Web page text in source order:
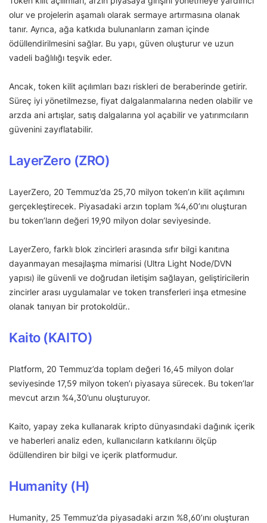
olur ve projelerin aşamalı olarak sermaye artırmasına olanak
tanır. Ayrıca, ağa katkıda bulunanların zaman içinde
ödüllendirilmesini sağlar. Bu yapı, güven oluşturur ve uzun
vadeli bağlılığı teşvik eder.
Ancak, token kilit açılımları bazı riskleri de beraberinde getirir.
Süreç iyi yönetilmezse, fiyat dalgalanmalarına neden olabilir ve
arzda ani artışlar, satış dalgalarına yol açabilir ve yatırımcıların
güvenini zayıflatabilir.
LayerZero (ZRO)
LayerZero, 20 Temmuz’da 25,70 milyon token’ın kilit açılımını
gerçekleştirecek. Piyasadaki arzın toplam %4,60’ını oluşturan
bu token’ların değeri 19,90 milyon dolar seviyesinde.
LayerZero, farklı blok zincirleri arasında sıfır bilgi kanıtına
dayanmayan mesajlaşma mimarisi (Ultra Light Node/DVN
yapısı) ile güvenli ve doğrudan iletişim sağlayan, geliştiricilerin
zincirler arası uygulamalar ve token transferleri inşa etmesine
olanak tanıyan bir protokoldür..
Kaito (KAITO)
Platform, 20 Temmuz’da toplam değeri 16,45 milyon dolar
seviyesinde 17,59 milyon token’ı piyasaya sürecek. Bu token’lar
mevcut arzın %4,30’unu oluşturuyor.
Kaito, yapay zeka kullanarak kripto dünyasındaki dağınık içerik
ve haberleri analiz eden, kullanıcıların katkılarını ölçüp
ödüllendiren bir bilgi ve içerik platformudur.
Humanity (H)
Humanity, 25 Temmuz’da piyasadaki arzın %8,60’ını oluşturan